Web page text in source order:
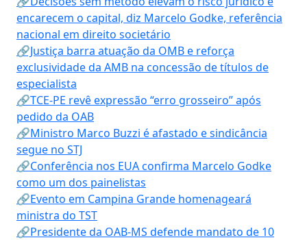
encarecem o capital, diz Marcelo Godke, referência
nacional em direito societário
🔗Justiça barra atuação da OMB e reforça
exclusividade da AMB na concessão de títulos de
especialista
🔗TCE-PE revê expressão “erro grosseiro” após
pedido da OAB
🔗Ministro Marco Buzzi é afastado e sindicância
segue no STJ
🔗Conferência nos EUA confirma Marcelo Godke
como um dos painelistas
🔗Evento em Campina Grande homenageará
ministra do TST
🔗Presidente da OAB-MS defende mandato de 10